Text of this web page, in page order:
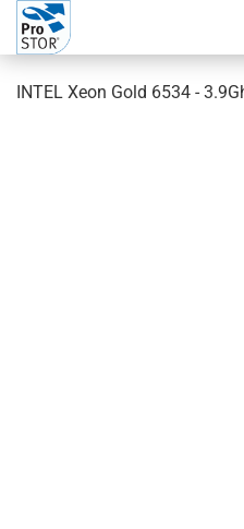
INTEL Xeon Gold 6534 -